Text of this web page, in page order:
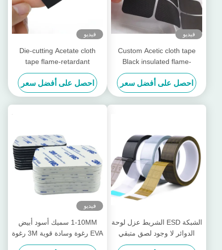
فيديو
Custom Acetic cloth tape
Black insulated flame-
retardant tape for telephone
LCD repair
احصل على أفضل سعر
فيديو
Die-cutting Acetate cloth
tape flame-retardant
insulating material, for cable
bundling
احصل على أفضل سعر
الشبكة ESD الشريط عزل لوحة
الدوائر لا وجود لصق متبقي
شريط OPP
فيديو
1-10MM سميك أسود أبيض
EVA رغوة وسادة قوية 3M رغوة
شريط مزدوج الجانبين